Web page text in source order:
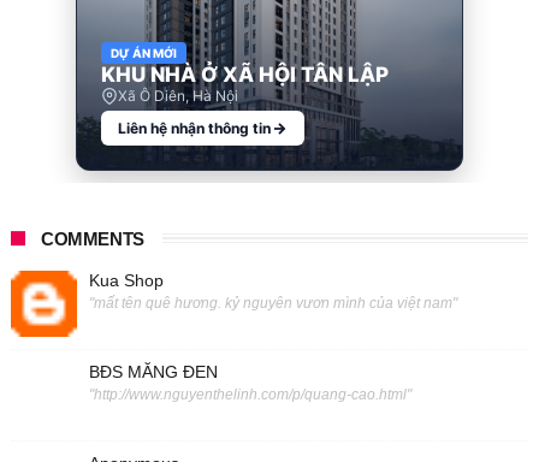
DỰ ÁN MỚI
KHU NHÀ Ở XÃ HỘI TÂN LẬP
Xã Ô Diên, Hà Nội
Liên hệ nhận thông tin
COMMENTS
Kua Shop
"mất tên quê hương. kỷ nguyên vươn mình của việt nam"
BĐS MĂNG ĐEN
"http://www.nguyenthelinh.com/p/quang-cao.html"